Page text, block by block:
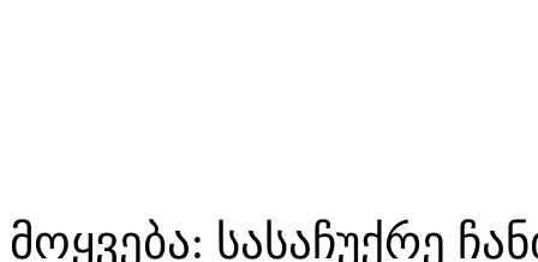
მოყვება: სასაჩუქრე